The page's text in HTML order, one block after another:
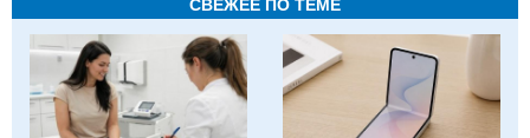
СВЕЖЕЕ ПО ТЕМЕ